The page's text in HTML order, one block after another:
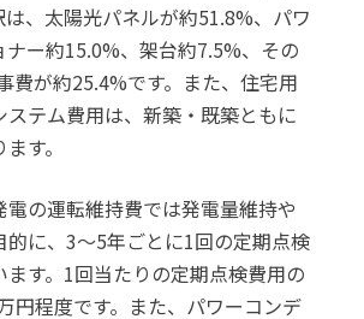
は、太陽光パネルが約51.8%、パワ
ナー約15.0%、架台約7.5%、その
費が約25.4%です。また、住宅用
ステム費用は、新築・既築ともに
す。
電の運転維持費では発電量維持や
的に、3～5年ごとに1回の定期点検
す。1回当たりの定期点検費用の
円程度です。また、パワーコンデ